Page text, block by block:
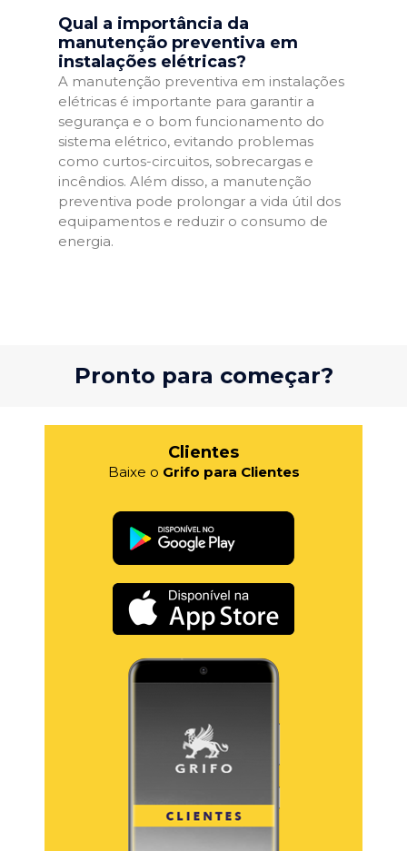
Qual a importância da
manutenção preventiva em
instalações elétricas?
A manutenção preventiva em instalações
elétricas é importante para garantir a
segurança e o bom funcionamento do
sistema elétrico, evitando problemas
como curtos-circuitos, sobrecargas e
incêndios. Além disso, a manutenção
preventiva pode prolongar a vida útil dos
equipamentos e reduzir o consumo de
energia.
Pronto para começar?
Clientes
Baixe o Grifo para Clientes